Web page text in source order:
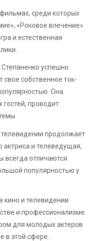
среди которых
«Роковое влечение»
и естественная
Степаненко успешно
свое собственное ток-
Она
гостей, проводит
продолжает
актриса и телеведущая,
всегда отличаются
популярностью у
кино и телевидении
и профессионализме.
для молодых актеров
в этой сфере.